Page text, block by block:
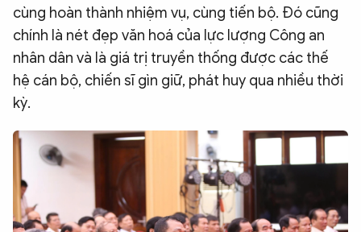
cùng hoàn thành nhiệm vụ, cùng tiến bộ. Đó cũng
chính là nét đẹp văn hoá của lực lượng Công an
nhân dân và là giá trị truyền thống được các thế
hệ cán bộ, chiến sĩ gìn giữ, phát huy qua nhiều thời
kỳ.